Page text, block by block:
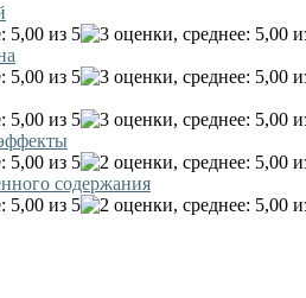
содержания